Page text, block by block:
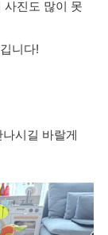
진도 많이 못
니다!
시길 바랄게